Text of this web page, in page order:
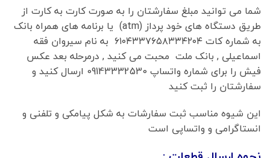
شما می توانید مبلغ سفارشتان را به صورت کارت به کارت از
طریق دستگاه های خود پرداز (atm) یا برنامه های همراه بانک
به شماره کات ۶۱۰۴۳۳۷۶۵۸۳۳۴۲۰۴ به نام سیروان فقه
اسماعیلی , بانک ملت محبت می کنید , درمرحله بعد عکس
فیش را برای شماره واتساپ 09143332530 ارسال کنید و
سفارشتان را ثبت کنید
این شیوه مناسب ثبت سفارشات به شکل پیامکی و تلفنی و
انستاگرامی و واتساپی است